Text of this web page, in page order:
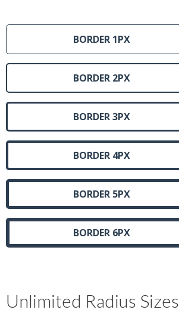
BORDER 1PX
BORDER 2PX
BORDER 3PX
BORDER 4PX
BORDER 5PX
BORDER 6PX
Unlimited Radius Sizes